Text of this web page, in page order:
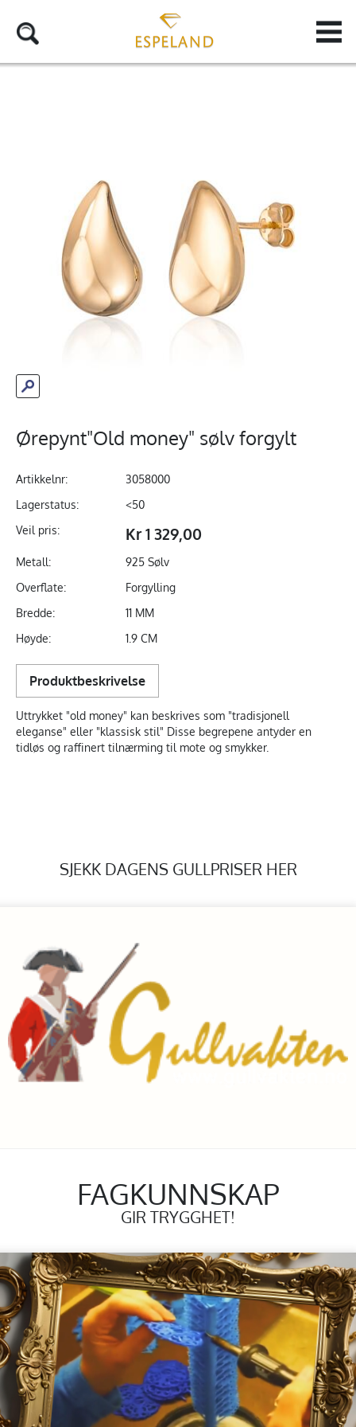
Ørepynt"Old money" sølv forgylt
Artikkelnr:
3058000
Lagerstatus:
<50
Veil pris:
Kr 1 329,00
Metall:
925 Sølv
Overflate:
Forgylling
Bredde:
11 MM
Høyde:
1.9 CM
Produktbeskrivelse
Uttrykket "old money" kan beskrives som "tradisjonell
eleganse" eller "klassisk stil" Disse begrepene antyder en
tidløs og raffinert tilnærming til mote og smykker.
SJEKK DAGENS GULLPRISER HER
FAGKUNNSKAP
GIR TRYGGHET!